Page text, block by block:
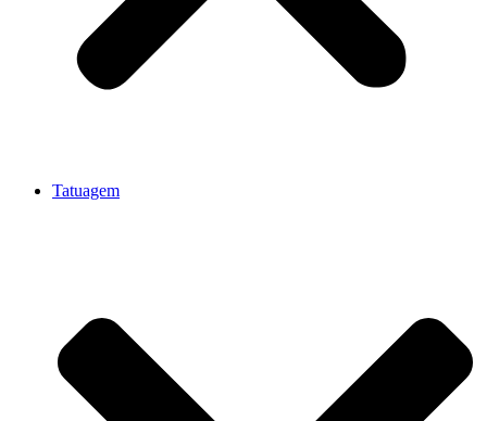
Tatuagem